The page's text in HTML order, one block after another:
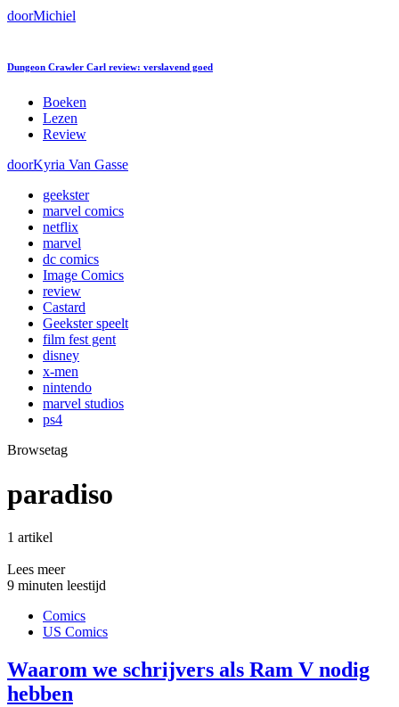
doorMichiel
Dungeon Crawler Carl review: verslavend goed
Boeken
Lezen
Review
doorKyria Van Gasse
geekster
marvel comics
netflix
marvel
dc comics
Image Comics
review
Castard
Geekster speelt
film fest gent
disney
x-men
nintendo
marvel studios
ps4
Browsetag
paradiso
1 artikel
Lees meer
9 minuten leestijd
Comics
US Comics
Waarom we schrijvers als Ram V nodig
hebben